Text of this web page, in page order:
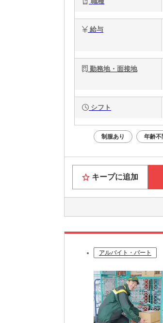
給与
勤務地・面接地
シフト
制服あり 年齢不
キープに追加
アルバイト・パート